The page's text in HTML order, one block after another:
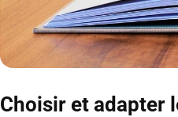
Choisir et adapter